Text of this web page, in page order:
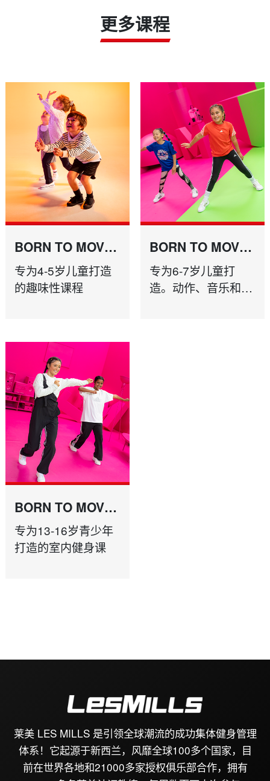
更多课程
BORN TO MOVE
4-5 YRS
专为4-5岁儿童打造
的趣味性课程
BORN TO MOVE
6-7 YRS
专为6-7岁儿童打
造。动作、音乐和游
BORN TO MOVE
13-16 YRS
专为13-16岁青少年
打造的室内健身课
莱美 LES MILLS 是引领全球潮流的成功集体健身管理
体系！它起源于新西兰，风靡全球100多个国家，目
前在世界各地和21000多家授权俱乐部合作，拥有